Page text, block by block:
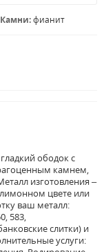
Камни:фианит
ободок с
камнем,
изготовления –
цвете или
ваш металл:
583,
слитки) и
услуги: